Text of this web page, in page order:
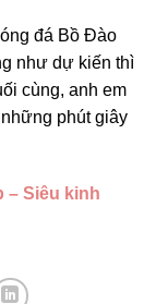
đá Bồ Đào
như dự kiến thì
cùng, anh em
phút giây
– Siêu kinh